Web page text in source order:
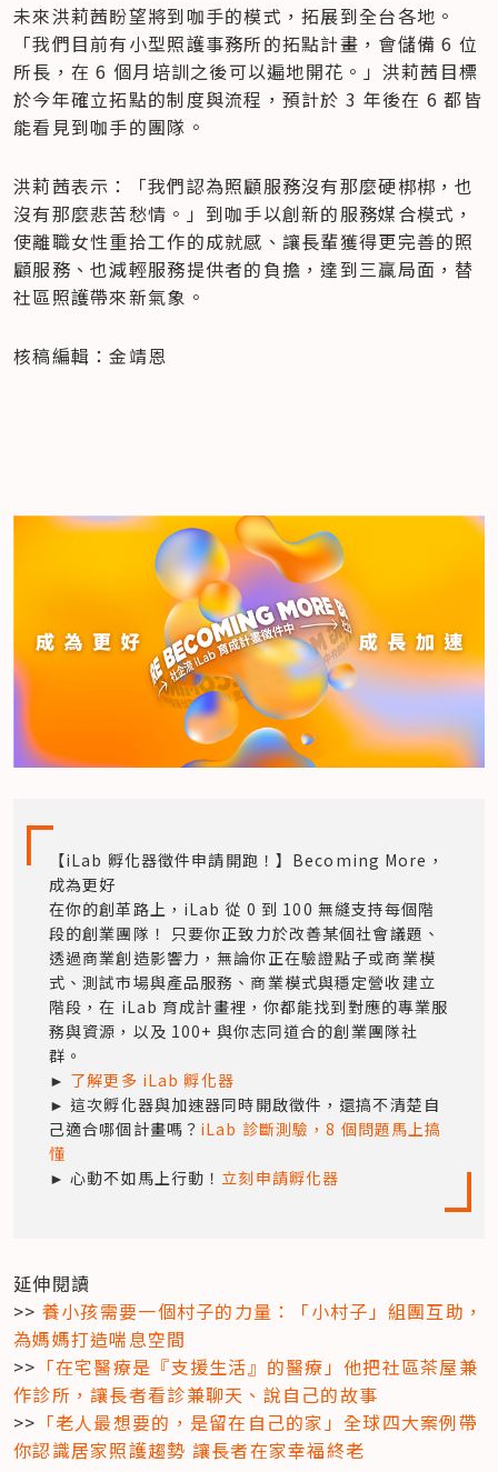
未來洪莉茜盼望將到咖手的模式，拓展到全台各地。
「我們目前有小型照護事務所的拓點計畫，會儲備 6 位
所長，在 6 個月培訓之後可以遍地開花。」洪莉茜目標
於今年確立拓點的制度與流程，預計於 3 年後在 6 都皆
能看見到咖手的團隊。
洪莉茜表示：「我們認為照顧服務沒有那麼硬梆梆，也
沒有那麼悲苦愁情。」到咖手以創新的服務媒合模式，
使離職女性重拾工作的成就感、讓長輩獲得更完善的照
顧服務、也減輕服務提供者的負擔，達到三贏局面，替
社區照護帶來新氣象。
核稿編輯：金靖恩
【iLab 孵化器徵件申請開跑！】Becoming More，
成為更好
在你的創革路上，iLab 從 0 到 100 無縫支持每個階
段的創業團隊！ 只要你正致力於改善某個社會議題、
透過商業創造影響力，無論你正在驗證點子或商業模
式、測試市場與產品服務、商業模式與穩定營收建立
階段，在 iLab 育成計畫裡，你都能找到對應的專業服
務與資源，以及 100+ 與你志同道合的創業團隊社
群。
► 了解更多 iLab 孵化器
► 這次孵化器與加速器同時開啟徵件，還搞不清楚自
己適合哪個計畫嗎？ iLab 診斷測驗，8 個問題馬上搞
懂
► 心動不如馬上行動！ 立刻申請孵化器
延伸閱讀
>> 養小孩需要一個村子的力量：「小村子」組團互助，
為媽媽打造喘息空間
>> 「在宅醫療是『支援生活』的醫療」他把社區茶屋兼
作診所，讓長者看診兼聊天、說自己的故事
>> 「老人最想要的，是留在自己的家」全球四大案例帶
你認識居家照護趨勢 讓長者在家幸福終老